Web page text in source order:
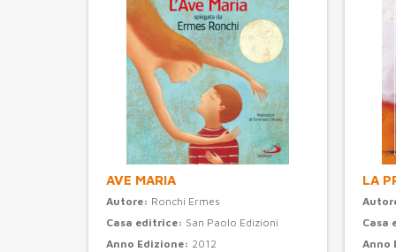
AVE MARIA
Autore: Ronchi Ermes
Casa editrice: San Paolo Edizioni
Anno Edizione: 2012
LA
Casa
Anno